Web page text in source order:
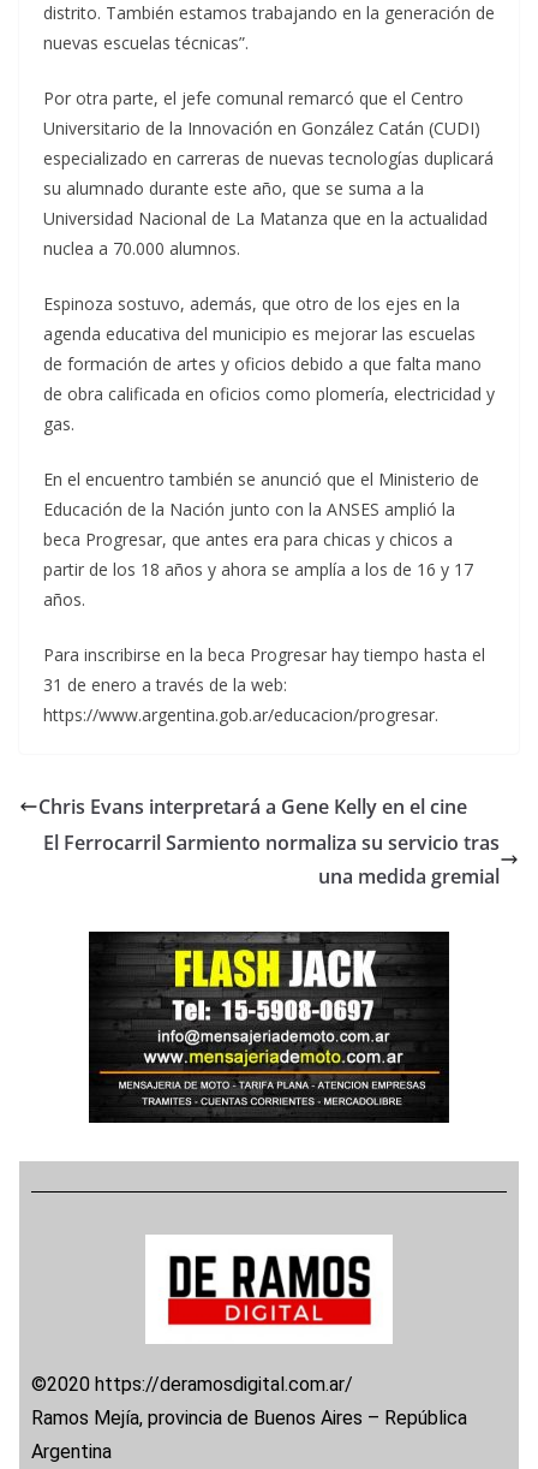
distrito. También estamos trabajando en la generación de
nuevas escuelas técnicas”.
Por otra parte, el jefe comunal remarcó que el Centro
Universitario de la Innovación en González Catán (CUDI)
especializado en carreras de nuevas tecnologías duplicará
su alumnado durante este año, que se suma a la
Universidad Nacional de La Matanza que en la actualidad
nuclea a 70.000 alumnos.
Espinoza sostuvo, además, que otro de los ejes en la
agenda educativa del municipio es mejorar las escuelas
de formación de artes y oficios debido a que falta mano
de obra calificada en oficios como plomería, electricidad y
gas.
En el encuentro también se anunció que el Ministerio de
Educación de la Nación junto con la ANSES amplió la
beca Progresar, que antes era para chicas y chicos a
partir de los 18 años y ahora se amplía a los de 16 y 17
años.
Para inscribirse en la beca Progresar hay tiempo hasta el
31 de enero a través de la web:
https://www.argentina.gob.ar/educacion/progresar.
Chris Evans interpretará a Gene Kelly en el cine
El Ferrocarril Sarmiento normaliza su servicio tras
una medida gremial
©2020 https://deramosdigital.com.ar/
Ramos Mejía, provincia de Buenos Aires – República
Argentina